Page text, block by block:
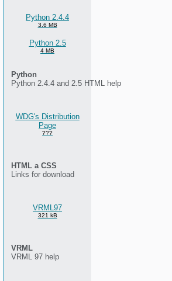
Python 2.4.4
3.6 MB
Python 2.5
4 MB
Python
Python 2.4.4 and 2.5 HTML help
WDG's Distribution
Page
???
HTML a CSS
Links for download
VRML97
321 kB
VRML
VRML 97 help